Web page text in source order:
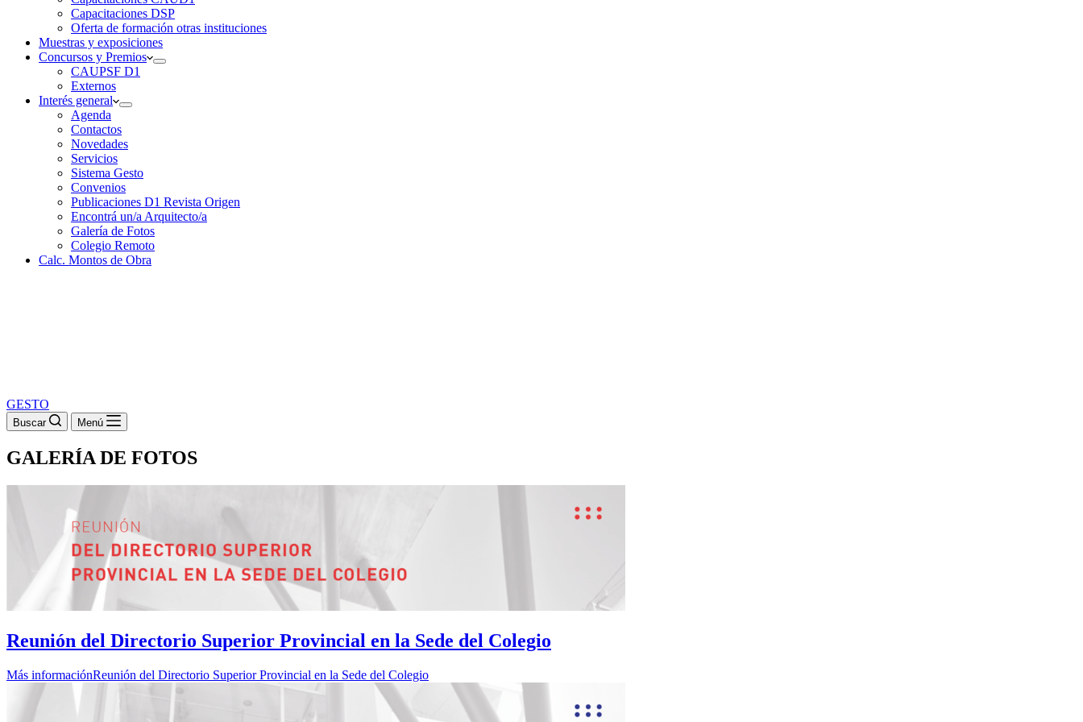
Capacitaciones DSP
Oferta de formación otras instituciones
Muestras y exposiciones
Concursos y Premios
CAUPSF D1
Externos
Interés general
Agenda
Contactos
Novedades
Servicios
Sistema Gesto
Convenios
Publicaciones D1 Revista Origen
Encontrá un/a Arquitecto/a
Galería de Fotos
Colegio Remoto
Calc. Montos de Obra
GESTO
Buscar Menú
GALERÍA DE FOTOS
Reunión del Directorio Superior Provincial en la Sede del Colegio
Más informaciónReunión del Directorio Superior Provincial en la Sede del Colegio